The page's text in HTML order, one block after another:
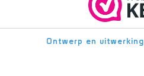
Ontwerp en uitwerking